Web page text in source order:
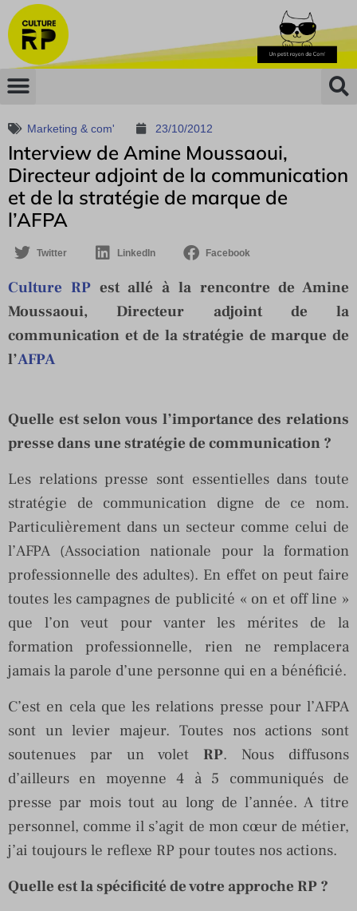
Marketing & com' 23/10/2012
Interview de Amine Moussaoui,
Directeur adjoint de la communication
et de la stratégie de marque de
l’AFPA
Twitter LinkedIn Facebook
Culture RPest allé à la rencontre de Amine
Moussaoui, Directeur adjoint de la
communication et de la stratégie de marque de
l’AFPA
Quelle est selon vous l’importance des relations
presse dans une stratégie de communication ?
Les relations presse sont essentielles dans toute
stratégie de communication digne de ce nom.
Particulièrement dans un secteur comme celui de
l’AFPA (Association nationale pour la formation
professionnelle des adultes). En effet on peut faire
toutes les campagnes de publicité « on et off line »
que l’on veut pour vanter les mérites de la
formation professionnelle, rien ne remplacera
jamais la parole d’une personne qui en a bénéficié.
C’est en cela que les relations presse pour l’AFPA
sont un levier majeur. Toutes nos actions sont
soutenues par un volet RP. Nous diffusons
d’ailleurs en moyenne 4 à 5 communiqués de
presse par mois tout au long de l’année. A titre
personnel, comme il s’agit de mon cœur de métier,
j’ai toujours le reflexe RP pour toutes nos actions.
Quelle est la spécificité de votre approche RP ?